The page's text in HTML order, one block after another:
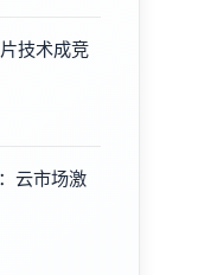
技术成竞
云市场激